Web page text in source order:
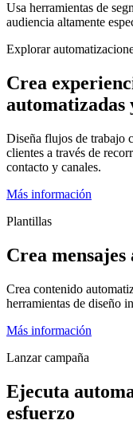
Usa herramientas de
audiencia altamente
Explorar
Crea
automatizadas
Diseña flujos de trabajo
clientes a través de
contacto y canales.
Más información
Plantillas
Crea
Crea contenido
herramientas de diseño
Más información
Lanzar campaña
Ejecuta
esfuerzo